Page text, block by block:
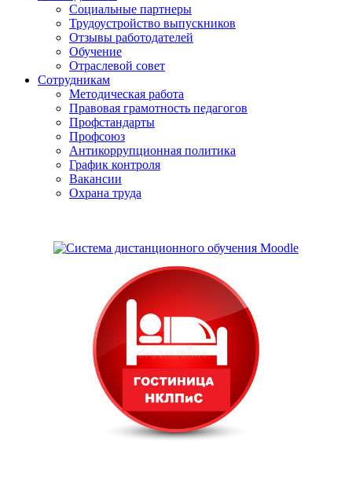
Социальные партнеры
Трудоустройство выпускников
Отзывы работодателей
Обучение
Отраслевой совет
Сотрудникам
Методическая работа
Правовая грамотность педагогов
Профстандарты
Профсоюз
Антикоррупционная политика
График контроля
Вакансии
Охрана труда